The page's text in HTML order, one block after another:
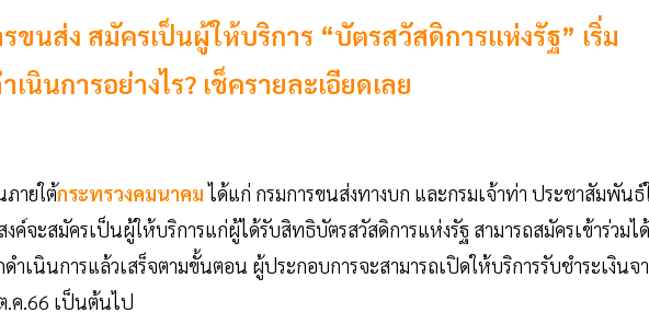
ขนส่ง สมัครเป็นผู้ให้บริการ “บัตรสวัสดิการแห่งรัฐ” เริ่ม
นินการอย่างไร? เช็ครายละเอียดเลย
ภายใต้กระทรวงคมนาคมได้แก่ กรมการขนส่งทางบก และกรมเจ้าท่า ประชาสัมพันธ์
จะสมัครเป็นผู้ให้บริการแก่ผู้ได้รับสิทธิบัตรสวัสดิการแห่งรัฐ สามารถสมัครเข้าร่วมได้
เนินการแล้วเสร็จตามขั้นตอน ผู้ประกอบการจะสามารถเปิดให้บริการรับชำระเงินจ
.ค.66 เป็นต้นไป